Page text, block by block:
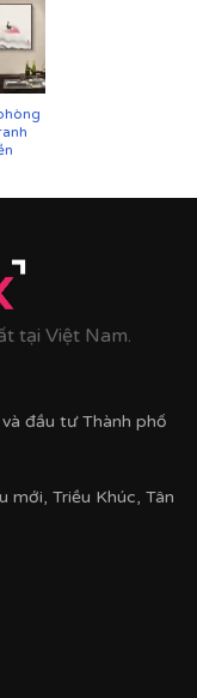
tại Việt Nam.
đầu tư Thành phố
mới, Triều Khúc, Tân